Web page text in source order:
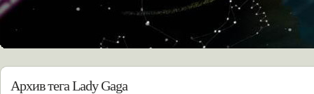
Архив тега Lady Gaga